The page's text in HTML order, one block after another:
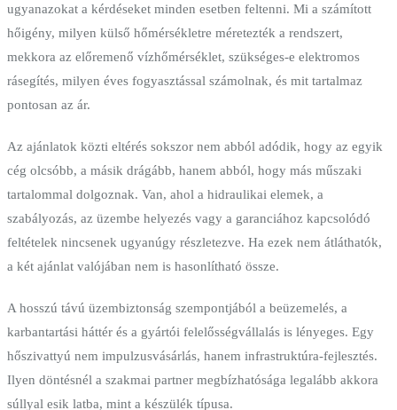
ugyanazokat a kérdéseket minden esetben feltenni. Mi a számított
hőigény, milyen külső hőmérsékletre méretezték a rendszert,
mekkora az előremenő vízhőmérséklet, szükséges-e elektromos
rásegítés, milyen éves fogyasztással számolnak, és mit tartalmaz
pontosan az ár.
Az ajánlatok közti eltérés sokszor nem abból adódik, hogy az egyik
cég olcsóbb, a másik drágább, hanem abból, hogy más műszaki
tartalommal dolgoznak. Van, ahol a hidraulikai elemek, a
szabályozás, az üzembe helyezés vagy a garanciához kapcsolódó
feltételek nincsenek ugyanúgy részletezve. Ha ezek nem átláthatók,
a két ajánlat valójában nem is hasonlítható össze.
A hosszú távú üzembiztonság szempontjából a beüzemelés, a
karbantartási háttér és a gyártói felelősségvállalás is lényeges. Egy
hőszivattyú nem impulzusvásárlás, hanem infrastruktúra-fejlesztés.
Ilyen döntésnél a szakmai partner megbízhatósága legalább akkora
súllyal esik latba, mint a készülék típusa.